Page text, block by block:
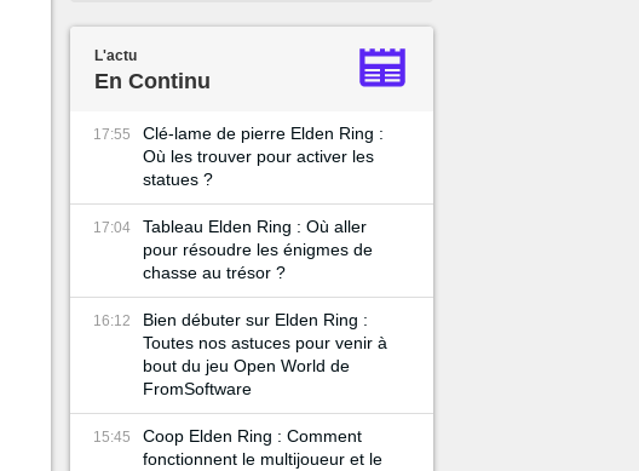
L'actu
En Continu
17:55
Clé-lame de pierre Elden Ring :
Où les trouver pour activer les
statues ?
17:04
Tableau Elden Ring : Où aller
pour résoudre les énigmes de
chasse au trésor ?
16:12
Bien débuter sur Elden Ring :
Toutes nos astuces pour venir à
bout du jeu Open World de
FromSoftware
15:45
Coop Elden Ring : Comment
fonctionnent le multijoueur et le